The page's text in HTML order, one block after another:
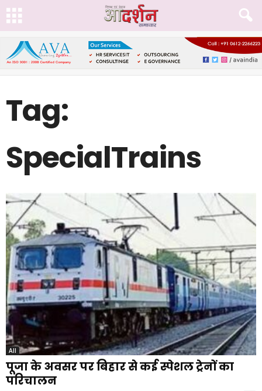
Tag:
SpecialTrains
All
पूजा के अवसर पर बिहार से कई स्पेशल ट्रेनों का
परिचालन